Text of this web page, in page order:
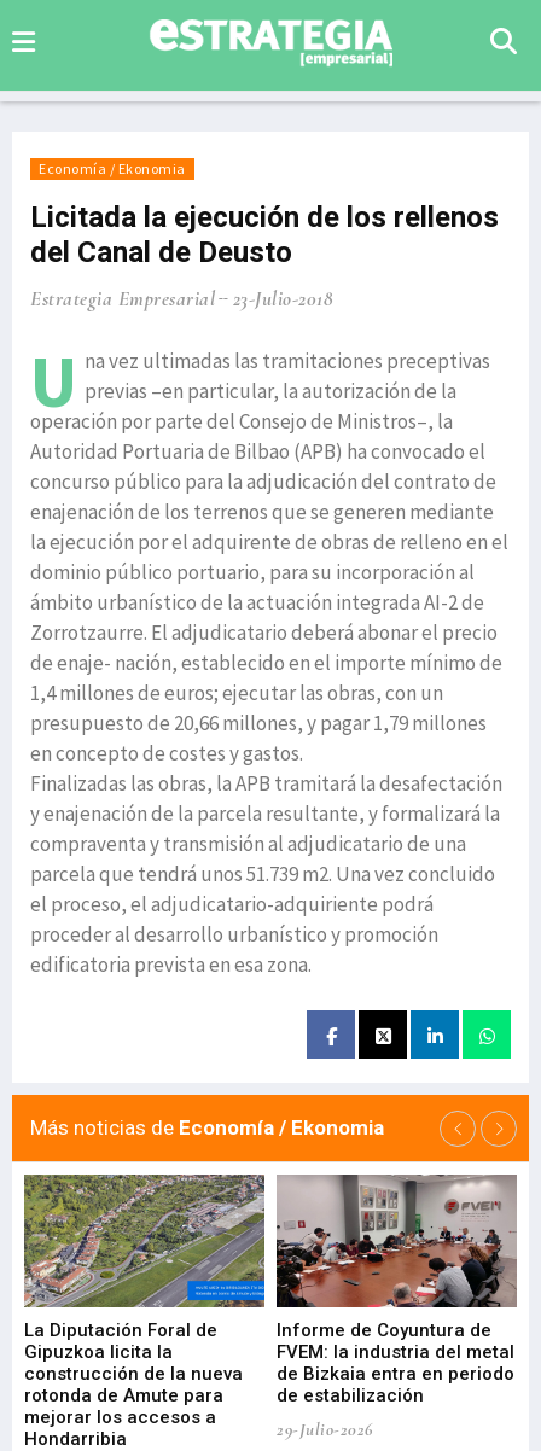
Economía / Ekonomia
Licitada la ejecución de los rellenos
del Canal de Deusto
Estrategia Empresarial 23-Julio-2018
U na vez ultimadas las tramitaciones preceptivas
previas –en particular, la autorización de la
operación por parte del Consejo de Ministros–, la
Autoridad Portuaria de Bilbao (APB) ha convocado el
concurso público para la adjudicación del contrato de
enajenación de los terrenos que se generen mediante
la ejecución por el adquirente de obras de relleno en el
dominio público portuario, para su incorporación al
ámbito urbanístico de la actuación integrada AI-2 de
Zorrotzaurre. El adjudicatario deberá abonar el precio
de enaje- nación, establecido en el importe mínimo de
1,4 millones de euros; ejecutar las obras, con un
presupuesto de 20,66 millones, y pagar 1,79 millones
en concepto de costes y gastos.
Finalizadas las obras, la APB tramitará la desafectación
y enajenación de la parcela resultante, y formalizará la
compraventa y transmisión al adjudicatario de una
parcela que tendrá unos 51.739 m2. Una vez concluido
el proceso, el adjudicatario-adquiriente podrá
proceder al desarrollo urbanístico y promoción
edificatoria prevista en esa zona.
Más noticias de Economía / Ekonomia
La Diputación Foral de
Gipuzkoa licita la
construcción de la nueva
rotonda de Amute para
mejorar los accesos a
Hondarribia
Informe de Coyuntura de
FVEM: la industria del metal
de Bizkaia entra en periodo
de estabilización
29-Julio-2026